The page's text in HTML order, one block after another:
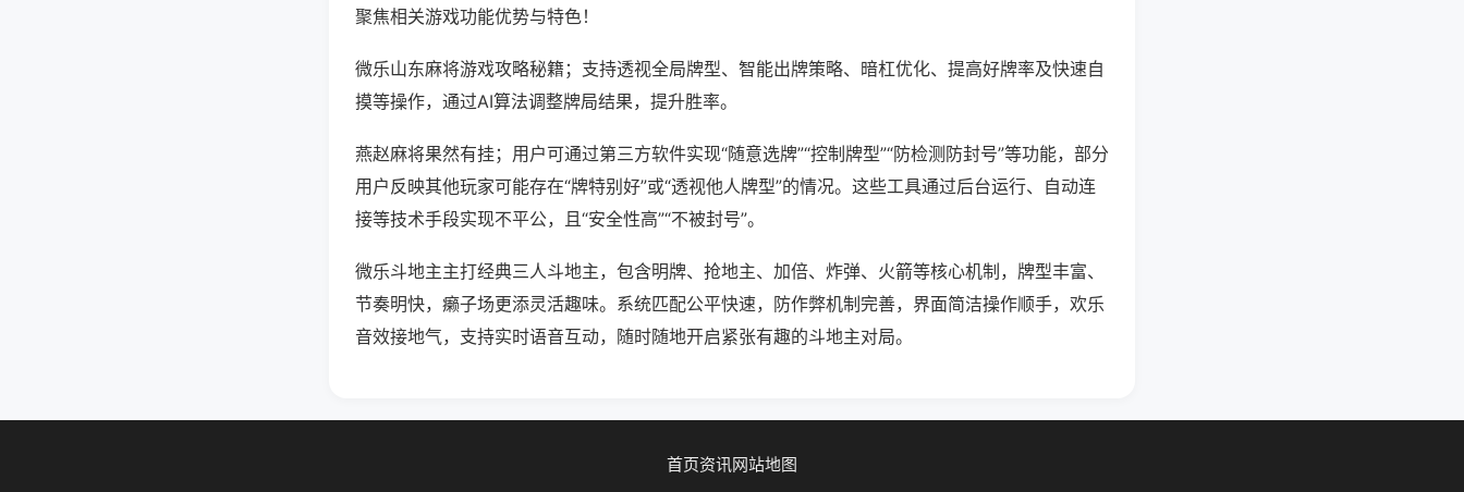
聚焦相关游戏功能优势与特色！
微乐山东麻将游戏攻略秘籍；支持透视全局牌型、智能出牌策略、暗杠优化、提高好牌率及快速自
摸等操作，通过AI算法调整牌局结果，提升胜率。
燕赵麻将果然有挂；用户可通过第三方软件实现“随意选牌”“控制牌型”“防检测防封号”等功能，部分
用户反映其他玩家可能存在“牌特别好”或“透视他人牌型”的情况。这些工具通过后台运行、自动连
接等技术手段实现不平公，且“安全性高”“不被封号”。
微乐斗地主主打经典三人斗地主，包含明牌、抢地主、加倍、炸弹、火箭等核心机制，牌型丰富、
节奏明快，癞子场更添灵活趣味。系统匹配公平快速，防作弊机制完善，界面简洁操作顺手，欢乐
音效接地气，支持实时语音互动，随时随地开启紧张有趣的斗地主对局。
首页资讯网站地图